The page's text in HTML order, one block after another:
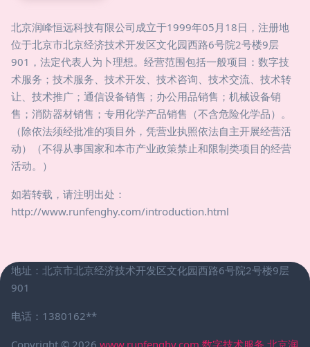
北京润峰恒远科技有限公司成立于1999年05月18日，注册地
位于北京市北京经济技术开发区文化园西路6号院2号楼9层
901，法定代表人为卜理想。经营范围包括一般项目：数字技
术服务；技术服务、技术开发、技术咨询、技术交流、技术转
让、技术推广；通信设备销售；办公用品销售；机械设备销
售；消防器材销售；专用化学产品销售（不含危险化学品）。
（除依法须经批准的项目外，凭营业执照依法自主开展经营活
动）（不得从事国家和本市产业政策禁止和限制类项目的经营
活动。）
如若转载，请注明出处：
http://www.runfenghy.com/introduction.html
地址：北京市北京经济技术开发区文化园西路6号院2号楼9层
901
电话：1380162**
Copyright © 2026 www.runfenghy.com 数字技术服务 北京润